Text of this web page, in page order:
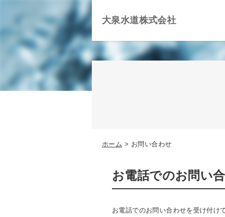
大泉水道株式会社
ホーム お問い合わせ
お電話でのお問い
お電話でのお問い合わせを受け付け